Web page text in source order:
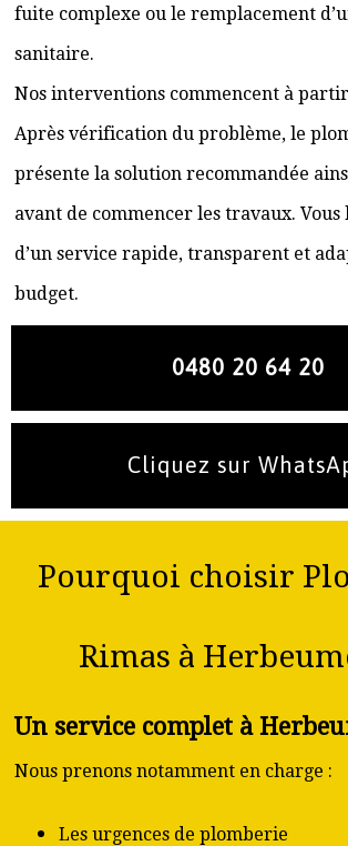
fuite complexe ou le remplacement
sanitaire.
Nos interventions commencent à
Après vérification du problème, le
présente la solution recommandée
avant de commencer les travaux.
d’un service rapide, transparent et
budget.
0480 20 64 20
Cliquez sur
Pourquoi choisir
Rimas à
Un service complet à
Nous prenons notamment en charge :
Les urgences de plomberie